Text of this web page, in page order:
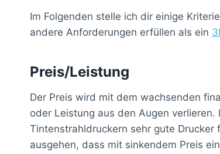
Im Folgenden stelle ich dir einige
andere Anforderungen erfüllen als ein
Preis/Leistung
Der Preis wird mit dem wachsenden
oder Leistung aus den Augen
Tintenstrahldruckern sehr gute
ausgehen, dass mit sinkendem Preis